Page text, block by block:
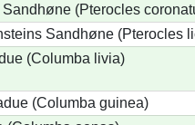
Sandhøne (Pterocles
Sandhøne (Pterocles
(Columba livia)
(Columba guinea)